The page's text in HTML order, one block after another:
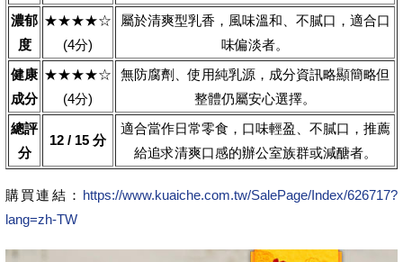
濃郁
度
★★★★☆
(4分)
屬於清爽型乳香，風味溫和、不膩口，適合口
味偏淡者。
健康
成分
★★★★☆
(4分)
無防腐劑、使用純乳源，成分資訊略顯簡略但
整體仍屬安心選擇。
總評
分
12 / 15 分
適合當作日常零食，口味輕盈、不膩口，推薦
給追求清爽口感的辦公室族群或減醣者。
購買連結： https://www.kuaiche.com.tw/SalePage/Index/626717?
lang=zh-TW